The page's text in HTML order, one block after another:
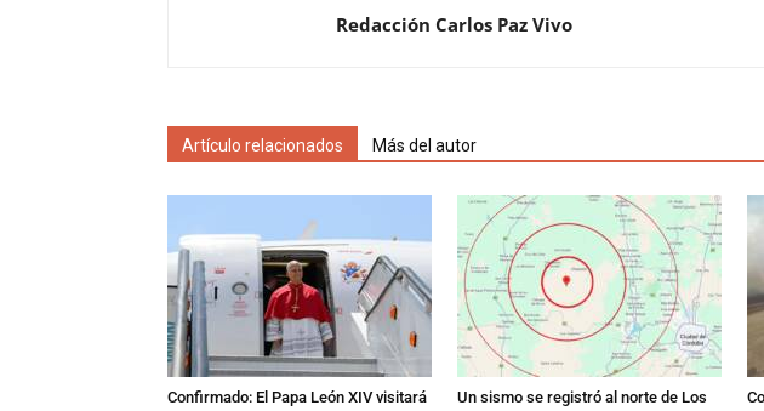
Redacción Carlos Paz Vivo
Artículo relacionados Más del autor
Confirmado: El Papa León XIV visitará
Un sismo se registró al norte de Los